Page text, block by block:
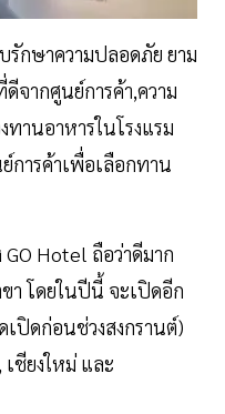
รักษาความปลอดภัย ยาม
จากศูนย์การค้า,ความ
ทานอาหารในโรงแรม
การค้าเพื่อเลือกทาน
Hotel ถือว่าดีมาก
ขา โดยในปีนี้ จะเปิดอีก
ปิดก่อนช่วงสงกรานต์)
เชียงใหม่ และ